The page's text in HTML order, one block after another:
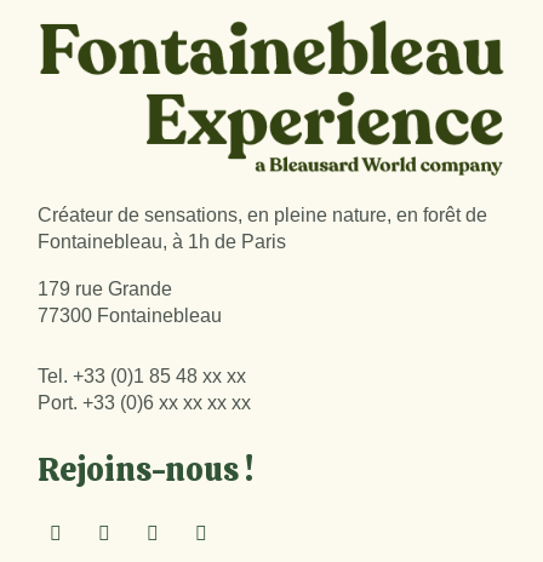
Créateur de sensations, en pleine nature, en forêt de
Fontainebleau, à 1h de Paris
179 rue Grande
77300 Fontainebleau
Tel.+33 (0)1 85 48 xx xx
Port.+33 (0)6 xx xx xx xx
Rejoins-nous !